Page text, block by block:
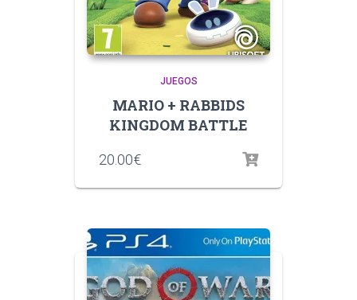
JUEGOS
MARIO + RABBIDS
KINGDOM BATTLE
20.00€